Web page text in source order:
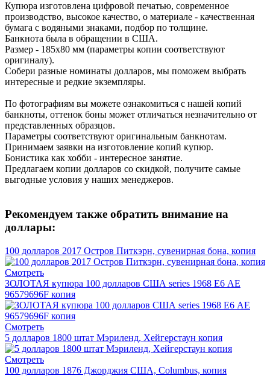
Купюра изготовлена цифровой печатью, современное
производство, высокое качество, о материале - качественная
бумага с водяными знаками, подбор по толщине.
Банкнота была в обращении в США.
Размер - 185х80 мм (параметры копии соответствуют
оригиналу).
Собери разные номинаты долларов, мы поможем выбрать
интересные и редкие экземпляры.
По фотографиям вы можете ознакомиться с нашей копий
банкноты, оттенок боны может отличаться незначительно от
представленных образцов.
Параметры соответствуют оригинальным банкнотам.
Принимаем заявки на изготовление копий купюр.
Бонистика как хобби - интересное занятие.
Предлагаем копии долларов со скидкой, получите самые
выгодные условия у наших менеджеров.
Рекомендуем также обратить внимание на
доллары:
100 долларов 2017 Остров Питкэрн, сувенирная бона, копия
Смотреть
ЗОЛОТАЯ купюра 100 долларов США series 1968 Е6 AE
96579696F копия
Смотреть
5 долларов 1800 штат Мэриленд, Хейгерстаун копия
Смотреть
100 долларов 1876 Джорджия США, Columbus, копия